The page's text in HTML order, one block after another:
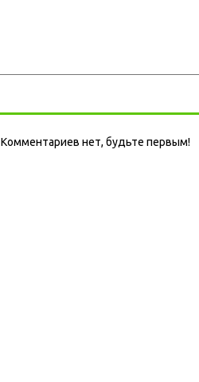
Комментариев нет, будьте первым!